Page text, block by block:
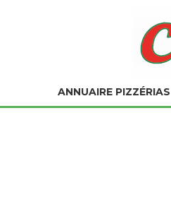
ANNUAIRE PIZZÉRIAS